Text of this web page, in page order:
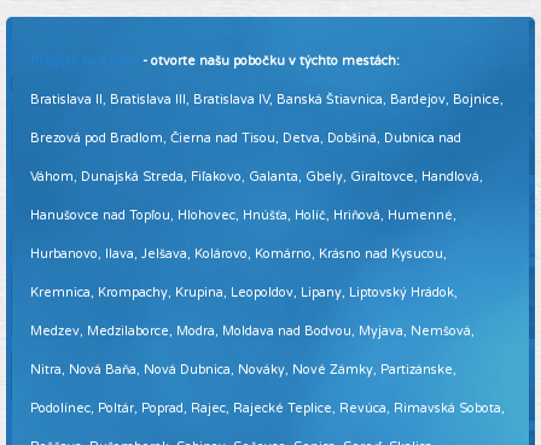
Pridajte sa k nám - otvorte našu pobočku v týchto mestách:
Bratislava II, Bratislava III, Bratislava IV, Banská Štiavnica, Bardejov, Bojnice,
Brezová pod Bradlom, Čierna nad Tisou, Detva, Dobšiná, Dubnica nad
Váhom, Dunajská Streda, Fiľakovo, Galanta, Gbely, Giraltovce, Handlová,
Hanušovce nad Topľou, Hlohovec, Hnúšťa, Holíč, Hriňová, Humenné,
Hurbanovo, Ilava, Jelšava, Kolárovo, Komárno, Krásno nad Kysucou,
Kremnica, Krompachy, Krupina, Leopoldov, Lipany, Liptovský Hrádok,
Medzev, Medzilaborce, Modra, Moldava nad Bodvou, Myjava, Nemšová,
Nitra, Nová Baňa, Nová Dubnica, Nováky, Nové Zámky, Partizánske,
Podolínec, Poltár, Poprad, Rajec, Rajecké Teplice, Revúca, Rimavská Sobota,